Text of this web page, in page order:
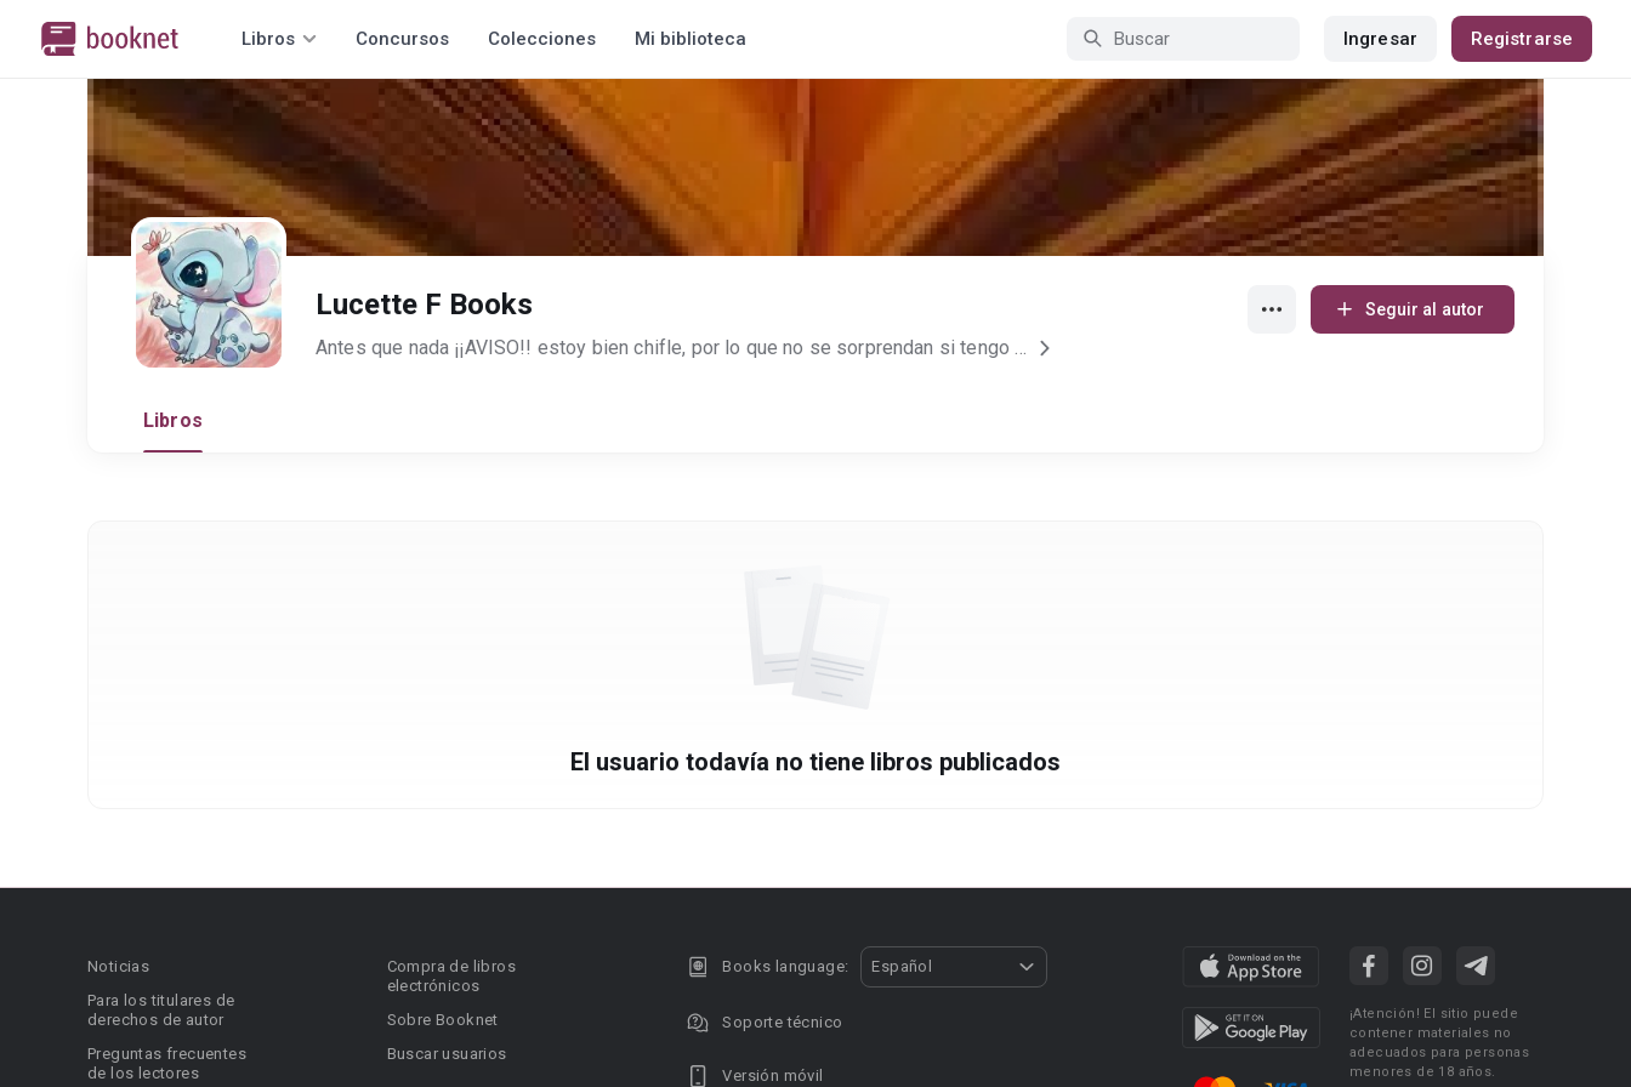
Libros Concursos Colecciones Mi biblioteca Ingresar Registrarse
Lucette F Books
Antes que nada ¡¡AVISO!! estoy bien chifle, por lo que no se sorprendan si tengo ocurrencias alocadas (todo es bajo su propio riesgo ¿ok?) Una vez dicho esto puedo proceder a contarles sobre mi: 1- Amo el romanticismo, se podría decir que soy una romantica empedernida 2- Amo los twistos (si no saben que son... 1 o no los venden en su país y no saven la gloria que se pierden o 2 son extraterrestres jaja) 3- Adoro escuchar a Ed Sheeran.... es mi musa inspiradora =) 4- Soy como un ratoncito, me atrae todo lo brilloso y colorido (si no me creen... chequen la escritura ) 5- Soy del tipo de persona que siempre es positiva y jamás se la ve descontenta. Podría decir que soy una bomba de ALEGRIA 6- Detesto las mentiras, tanto como detestarian limpiar los regalitos de un perro ( aunque aveces hay que hacerlo por causas fuera de nuestros limites) 7-Odio cuando la gente es vueltera, hasta me odio a mi misma cuando lo soy... =) 8- Soy paciente, excepto cuando voy apresurada y alguien camina lento delante de mi. 9- Jamas me pregunten acerca de manicura para uñas, NO TENGO. No se arriesguen a desilucionarse jaja. 10- Tengo miedo, solamente, a perder a mis seres queridos... lo demás me da igual. 11- Me encantan las peliculas de terror, acción y comedias romanticas. 12- Mi lugar favorito en el mundo es un bosque, y si a eso le añado un picnick y un buen libro.... SOY FELIZ! 13- tuve tres novios y no quiero más 14- Solo soporto las pendejadas de los hombres sexys de los libros, ellos me hacen feliz. En la vida real, una pendejada, amerita una buena patada donde el sol no le da luz. 15- Y por último: Mis sueños de vida eterna son: volver a mi hogar con toda mi familia y ser una buena escritora, algun día. Espero les haya gustado corazones! besos
Seguir al autor
Libros
El usuario todavía no tiene libros publicados
Noticias
Para los titulares de
derechos de autor
Preguntas frecuentes
de los lectores
Compra de libros
electrónicos
Sobre Booknet
Buscar usuarios
Books language: Español
Soporte técnico
Versión móvil
¡Atención! El sitio puede
contener materiales no
adecuados para personas
menores de 18 años.